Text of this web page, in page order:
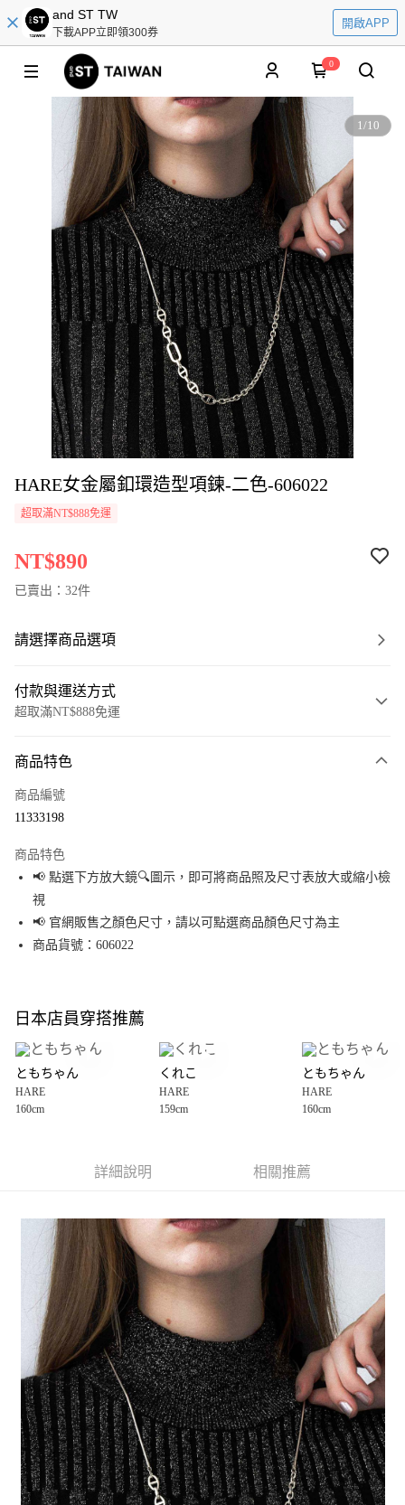
and ST TW
下載APP立即領300券
開啟APP
0
1/10
HARE女金屬釦環造型項鍊-二色-606022
超取滿NT$888免運
NT$890
已賣出：32件
請選擇商品選項
付款與運送方式
超取滿NT$888免運
信用卡一次付款
Apple Pay
街口支付
悠遊付
全盈+PAY
大哥付你分期
【大哥付你分期使用說明】
1.本服務由台灣大哥大提供，台灣大哥大用戶可立即使用無須另外申請。
2.付款方式選擇「大哥付你分期」，訂單成立後會自動跳轉到大哥付的交易
3.實際核准額度、可分期數及費用金額請依後續交易確認頁面所載為準。
4.訂單成立30分鐘內，如未前往確認交易或遇審核未通過，訂單將自動取
【繳款方式說明】
1.分期款項不併入電信帳單，「大哥付你分期」於每月結算日後寄送繳費提
醒簡訊。
2.透過簡訊連結打開帳單後，可選擇「超商條碼／台灣大直營門市／銀行轉
帳／街口支付／iPASS MONEY」等通路繳費。
【注意事項】
1.本服務係由「台灣大哥大股份有限公司」（以下簡稱本公司）所提供，讓
用戶於交易時，得透過本服務購買商品或服務，並由商店將買賣／分期付款
買賣價金債權讓與本公司後，依約使用本公司帳單繳交帳款。
2.基於同意付款使用「大哥付你分期」之契約關係目的，商店將以您的個人
資料（包含姓名、電話或地址）提供予台灣大哥大進項蒐集、處理及利用，
由本公司與您本人進行分期帳單所需資料之確認、核對及更正。
3.完整用戶服務條款，請詳閱以下連結：https://oppay.tw/userRule
AFTEE先享後付
３．安心：先確認商品／服務後，再付款。
【「AFTEE先享後付」結帳流程】
１．於結帳方式選擇「AFTEE先享後付」後，將跳轉至「AFTEE先享後付」
結帳頁面，進行簡訊認證並確認金額後，即可完成結帳。
２．訂單成立數日內，您將收到繳費通知簡訊。
３．收到繳費通知簡訊後14天內，點擊此簡訊中的連結，可透過四大超商／
ATM／網路銀行／等多元方式進行付款，方視為交易完成。
※ 請注意：結帳手續完成當下不需立刻繳費，但若您需要取消訂單，請聯絡
購買商品的店家。未經商家同意取消之訂單仍視為有效，需透過AFTEE先享
後付繳納相關費用。
※ 交易是否成功請以「AFTEE先享後付 」之結帳頁面顯示為準，若有關於
是否繳費成功／繳費後需取消欲退款等相關疑問，請聯繫「AFTEE先享後付
客戶支援中心」 https://netprotections.freshdesk.com/support/home
【注意事項】
１．透過由恩沛科技股份有限公司提供之「AFTEE先享後付」服務完成之交
易，需依本服務之必要範圍內提供個人資料，並將交易相關給付款項請求債
每筆NT$80，滿NT$888(含以上)免運費
付款後 全家取貨
每筆NT$80，滿NT$888(含以上)免運費
7-11 取貨付款
每筆NT$80，滿NT$1,500(含以上)免運費
付款後 7-11取貨
每筆NT$80，滿NT$1,500(含以上)免運費
宅配
每筆NT$80，滿NT$1,500(含以上)免運費
商品特色
商品編號
11333198
商品特色
📢 點選下方放大鏡🔍圖示，即可將商品照及尺寸表放大或縮小檢
視
📢 官網販售之顏色尺寸，請以可點選商品顏色尺寸為主
商品貨號：606022
日本店員穿搭推薦
ともちゃん
HARE
160cm
くれこ
HARE
159cm
ともちゃん
HARE
160cm
詳細說明 相關推薦